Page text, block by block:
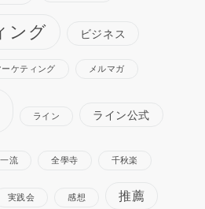
ング ビジネス
ーケティング メルマガ
ライン ライン公式
一流 全學寺 千秋楽
実践会 感想 推薦